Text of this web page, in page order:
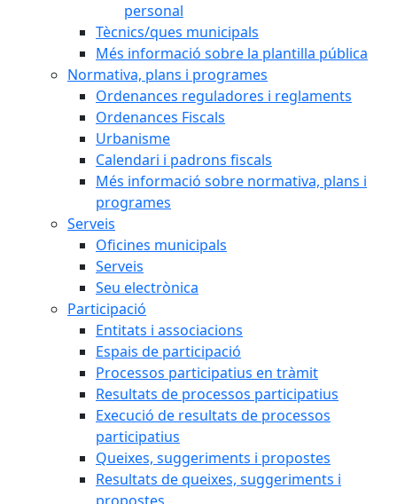
personal
Tècnics/ques municipals
Més informació sobre la plantilla pública
Normativa, plans i programes
Ordenances reguladores i reglaments
Ordenances Fiscals
Urbanisme
Calendari i padrons fiscals
Més informació sobre normativa, plans i
programes
Serveis
Oficines municipals
Serveis
Seu electrònica
Participació
Entitats i associacions
Espais de participació
Processos participatius en tràmit
Resultats de processos participatius
Execució de resultats de processos
participatius
Queixes, suggeriments i propostes
Resultats de queixes, suggeriments i